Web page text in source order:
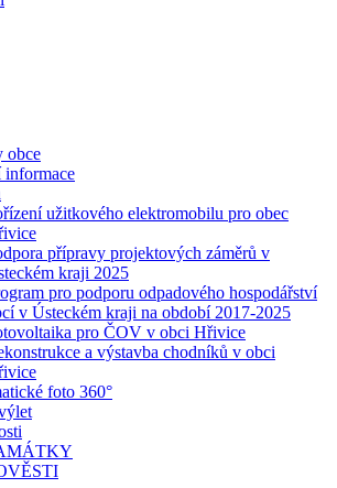
obce
užitkového elektromobilu pro obec
přípravy projektových záměrů v
kraji 2025
pro podporu odpadového hospodářství
v Ústeckém kraji na období 2017-2025
pro ČOV v obci Hřivice
a výstavba chodníků v obci
foto 360°